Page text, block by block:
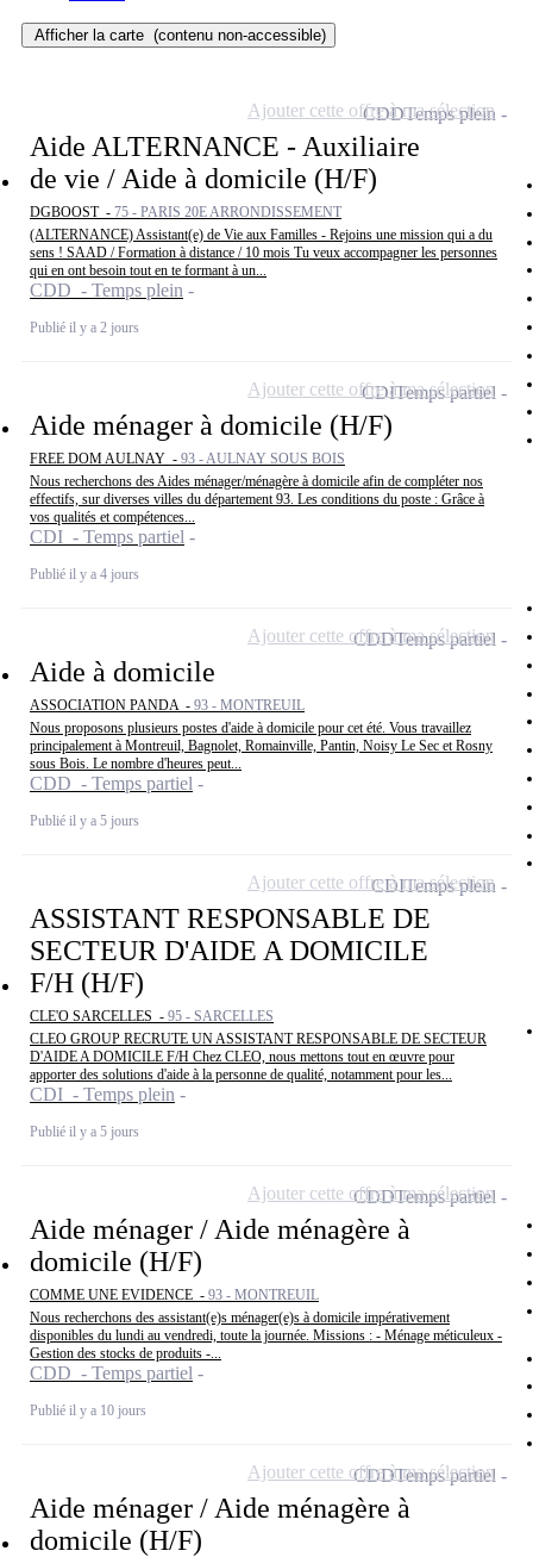
Afficher la carte (contenu non-accessible)
Aide ALTERNANCE - Auxiliaire
de vie / Aide à domicile (H/F)
DGBOOST - 75 - PARIS 20E ARRONDISSEMENT
(ALTERNANCE) Assistant(e) de Vie aux Familles - Rejoins une mission qui a du
sens ! SAAD / Formation à distance / 10 mois Tu veux accompagner les personnes
qui en ont besoin tout en te formant à un...
CDD - Temps plein
Publié il y a 2 jours
CDDTemps plein
Ajouter cette offre à ma sélection
Aide ménager à domicile (H/F)
FREE DOM AULNAY - 93 - AULNAY SOUS BOIS
Nous recherchons des Aides ménager/ménagère à domicile afin de compléter nos
effectifs, sur diverses villes du département 93. Les conditions du poste : Grâce à
vos qualités et compétences...
CDI - Temps partiel
Publié il y a 4 jours
CDITemps partiel
Ajouter cette offre à ma sélection
Aide à domicile
ASSOCIATION PANDA - 93 - MONTREUIL
Nous proposons plusieurs postes d'aide à domicile pour cet été. Vous travaillez
principalement à Montreuil, Bagnolet, Romainville, Pantin, Noisy Le Sec et Rosny
sous Bois. Le nombre d'heures peut...
CDD - Temps partiel
Publié il y a 5 jours
CDDTemps partiel
Ajouter cette offre à ma sélection
ASSISTANT RESPONSABLE DE
SECTEUR D'AIDE A DOMICILE
F/H (H/F)
CLE'O SARCELLES - 95 - SARCELLES
CLEO GROUP RECRUTE UN ASSISTANT RESPONSABLE DE SECTEUR
D'AIDE A DOMICILE F/H Chez CLEO, nous mettons tout en œuvre pour
apporter des solutions d'aide à la personne de qualité, notamment pour les...
CDI - Temps plein
Publié il y a 5 jours
CDITemps plein
Ajouter cette offre à ma sélection
Aide ménager / Aide ménagère à
domicile (H/F)
COMME UNE EVIDENCE - 93 - MONTREUIL
Nous recherchons des assistant(e)s ménager(e)s à domicile impérativement
disponibles du lundi au vendredi, toute la journée. Missions : - Ménage méticuleux -
Gestion des stocks de produits -...
CDD - Temps partiel
Publié il y a 10 jours
CDDTemps partiel
Ajouter cette offre à ma sélection
Aide ménager / Aide ménagère à
domicile (H/F)
CDDTemps partiel
Ajouter cette offre à ma sélection